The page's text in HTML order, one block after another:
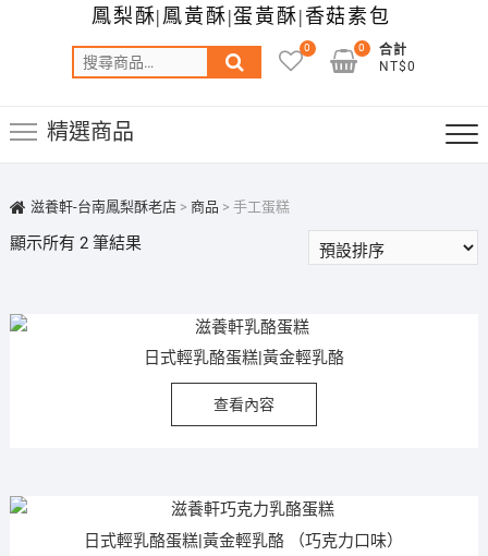
鳳梨酥|鳳黃酥|蛋黃酥|香菇素包
尋
0
合計
NT$0
0
精選商品
滋養軒-台南鳳梨酥老店> 商品 > 手工蛋糕
顯示所有 2 筆結果
日式輕乳酪蛋糕|黃金輕乳酪
查看內容
日式輕乳酪蛋糕|黃金輕乳酪 （巧克力口味）